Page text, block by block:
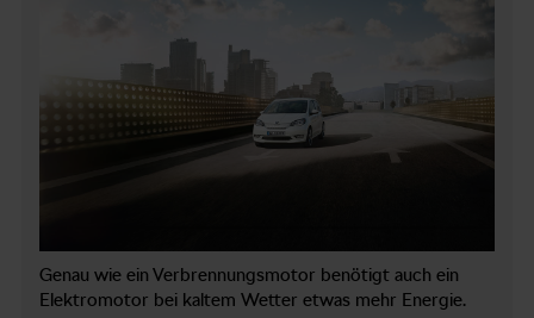
Genau wie ein Verbrennungsmotor benötigt auch ein
Elektromotor bei kaltem Wetter etwas mehr Energie.